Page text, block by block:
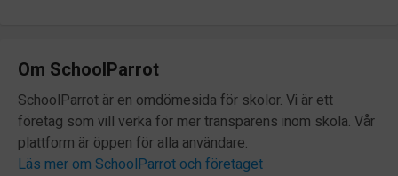
Om SchoolParrot
SchoolParrot är en omdömesida för skolor. Vi är ett
företag som vill verka för mer transparens inom skola. Vår
plattform är öppen för alla användare.
Läs mer om SchoolParrot och företaget